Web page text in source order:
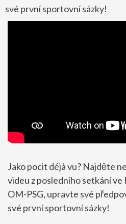
své první sportovní sázky!
Jako pocit déjà vu? Najděte
videu z posledního setkání ve
OM-PSG, upravte své
své první sportovní sázky!